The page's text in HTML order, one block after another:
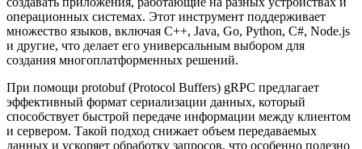
операционных системах. Этот инструмент поддерживает
множество языков, включая C++, Java, Go, Python, C#, Node.js
и другие, что делает его универсальным выбором для
создания многоплатформенных решений.
При помощи protobuf (Protocol Buffers) gRPC предлагает
эффективный формат сериализации данных, который
способствует быстрой передаче информации между клиентом
и сервером. Такой подход снижает объем передаваемых
данных и ускоряет обработку запросов, что особенно полезно